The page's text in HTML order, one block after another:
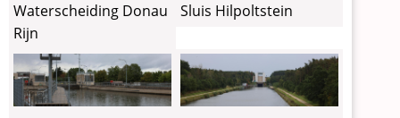
Waterscheiding Donau
Rijn
Sluis Hilpoltstein